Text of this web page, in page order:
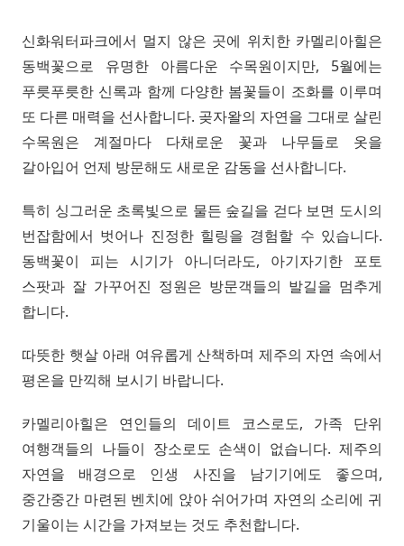
신화워터파크에서 멀지 않은 곳에 위치한 카멜리아힐은
동백꽃으로 유명한 아름다운 수목원이지만, 5월에는
푸릇푸릇한 신록과 함께 다양한 봄꽃들이 조화를 이루며
또 다른 매력을 선사합니다. 곶자왈의 자연을 그대로 살린
수목원은 계절마다 다채로운 꽃과 나무들로 옷을
갈아입어 언제 방문해도 새로운 감동을 선사합니다.
특히 싱그러운 초록빛으로 물든 숲길을 걷다 보면 도시의
번잡함에서 벗어나 진정한 힐링을 경험할 수 있습니다.
동백꽃이 피는 시기가 아니더라도, 아기자기한 포토
스팟과 잘 가꾸어진 정원은 방문객들의 발길을 멈추게
합니다.
따뜻한 햇살 아래 여유롭게 산책하며 제주의 자연 속에서
평온을 만끽해 보시기 바랍니다.
카멜리아힐은 연인들의 데이트 코스로도, 가족 단위
여행객들의 나들이 장소로도 손색이 없습니다. 제주의
자연을 배경으로 인생 사진을 남기기에도 좋으며,
중간중간 마련된 벤치에 앉아 쉬어가며 자연의 소리에 귀
기울이는 시간을 가져보는 것도 추천합니다.